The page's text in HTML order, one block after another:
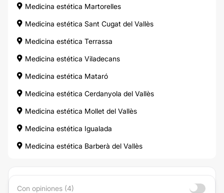
Medicina estética Martorelles
Medicina estética Sant Cugat del Vallès
Medicina estética Terrassa
Medicina estética Viladecans
Medicina estética Mataró
Medicina estética Cerdanyola del Vallès
Medicina estética Mollet del Vallès
Medicina estética Igualada
Medicina estética Barberà del Vallès
Con opiniones (4)